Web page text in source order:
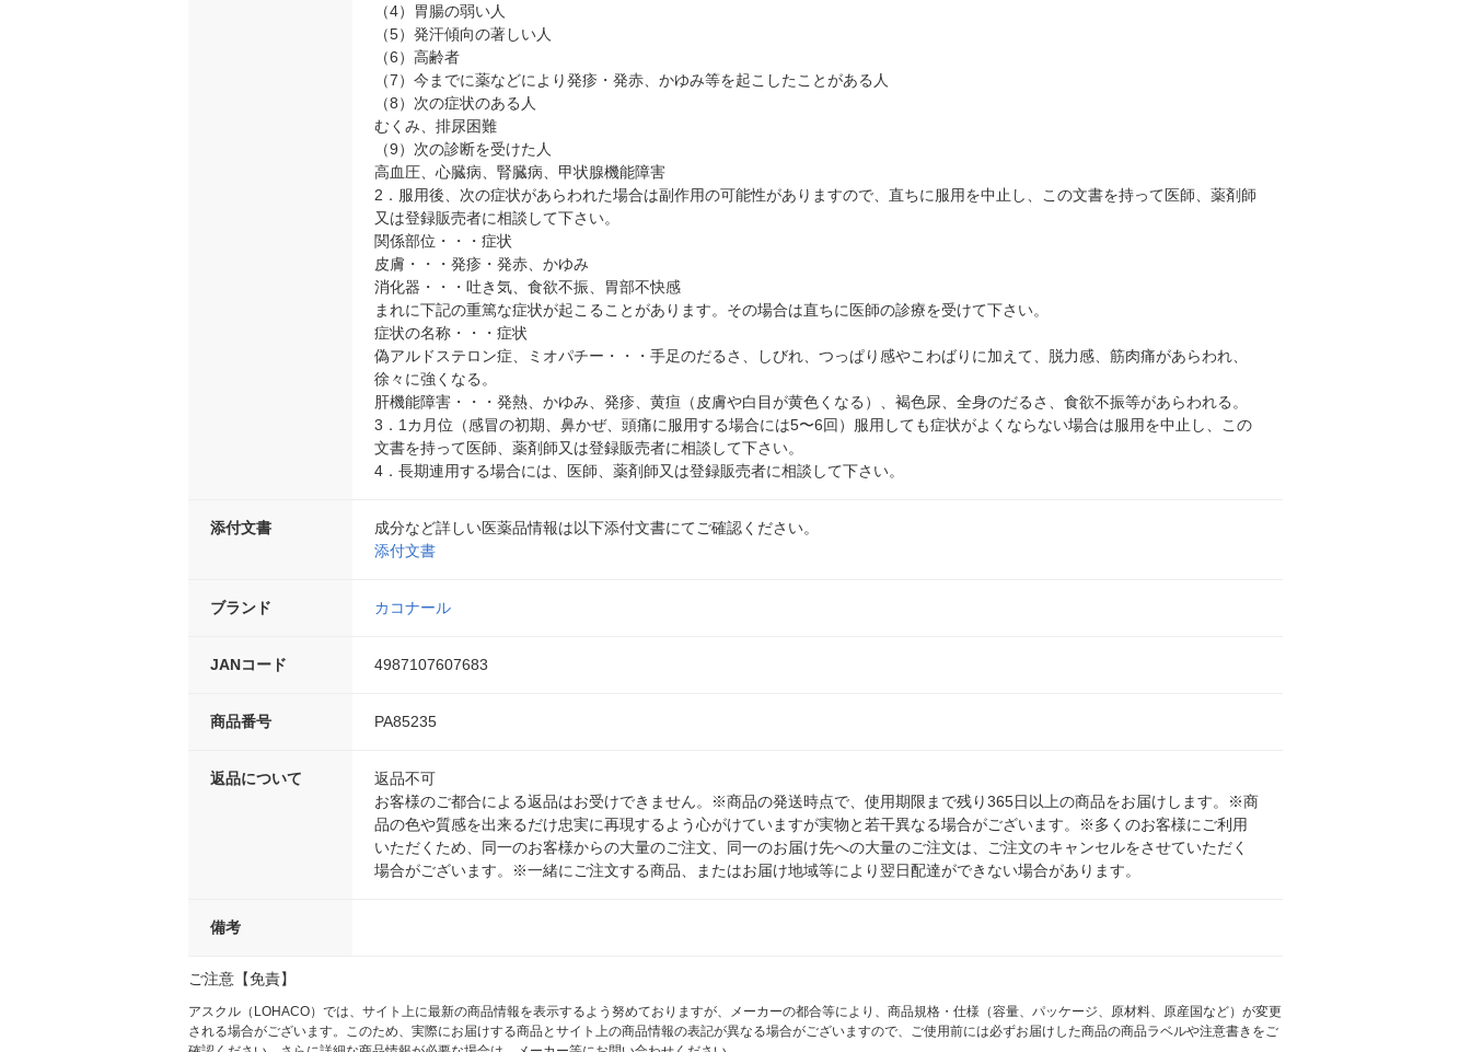
（4）胃腸の弱い人
（5）発汗傾向の著しい人
（6）高齢者
（7）今までに薬などにより発疹・発赤、かゆみ等を起こしたことがある人
（8）次の症状のある人
むくみ、排尿困難
（9）次の診断を受けた人
高血圧、心臓病、腎臓病、甲状腺機能障害
2．服用後、次の症状があらわれた場合は副作用の可能性がありますので、直ちに服用を中止し、この文書を持って医師、薬剤師
又は登録販売者に相談して下さい。
関係部位・・・症状
皮膚・・・発疹・発赤、かゆみ
消化器・・・吐き気、食欲不振、胃部不快感
まれに下記の重篤な症状が起こることがあります。その場合は直ちに医師の診療を受けて下さい。
症状の名称・・・症状
偽アルドステロン症、ミオパチー・・・手足のだるさ、しびれ、つっぱり感やこわばりに加えて、脱力感、筋肉痛があらわれ、
徐々に強くなる。
肝機能障害・・・発熱、かゆみ、発疹、黄疸（皮膚や白目が黄色くなる）、褐色尿、全身のだるさ、食欲不振等があらわれる。
3．1カ月位（感冒の初期、鼻かぜ、頭痛に服用する場合には5〜6回）服用しても症状がよくならない場合は服用を中止し、この
文書を持って医師、薬剤師又は登録販売者に相談して下さい。
4．長期連用する場合には、医師、薬剤師又は登録販売者に相談して下さい。
添付文書
成分など詳しい医薬品情報は以下添付文書にてご確認ください。
添付文書
ブランド カコナール
JANコード 4987107607683
商品番号 PA85235
返品について
返品不可
お客様のご都合による返品はお受けできません。※商品の発送時点で、使用期限まで残り365日以上の商品をお届けします。※商
品の色や質感を出来るだけ忠実に再現するよう心がけていますが実物と若干異なる場合がございます。※多くのお客様にご利用
いただくため、同一のお客様からの大量のご注文、同一のお届け先への大量のご注文は、ご注文のキャンセルをさせていただく
場合がございます。※一緒にご注文する商品、またはお届け地域等により翌日配達ができない場合があります。
備考
ご注意【免責】
アスクル（LOHACO）では、サイト上に最新の商品情報を表示するよう努めておりますが、メーカーの都合等により、商品規格・仕様（容量、パッケージ、原材料、原産国など）が変更
される場合がございます。このため、実際にお届けする商品とサイト上の商品情報の表記が異なる場合がございますので、ご使用前には必ずお届けした商品の商品ラベルや注意書きをご